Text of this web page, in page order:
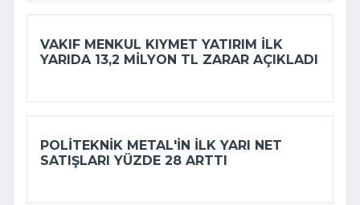
VAKIF MENKUL KIYMET YATIRIM ILK
YARIDA 13,2 MILYON TL ZARAR AÇIKLADI
POLITEKNIK METAL'IN ILK YARI NET
SATIŞLARI YÜZDE 28 ARTTI